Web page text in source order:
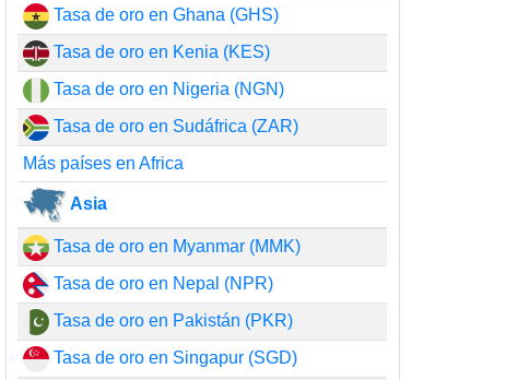
Tasa de oro en Ghana (GHS)
Tasa de oro en Kenia (KES)
Tasa de oro en Nigeria (NGN)
Tasa de oro en Sudáfrica (ZAR)
Más países en Africa
Asia
Tasa de oro en Myanmar (MMK)
Tasa de oro en Nepal (NPR)
Tasa de oro en Pakistán (PKR)
Tasa de oro en Singapur (SGD)